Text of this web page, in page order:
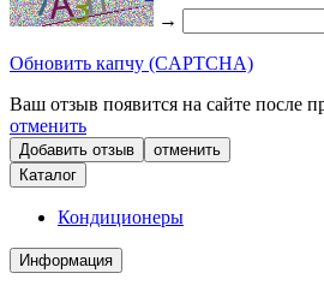
→
Обновить капчу (CAPTCHA)
Ваш отзыв появится на сайте после
отменить
отменить
Каталог
Кондиционеры
Информация